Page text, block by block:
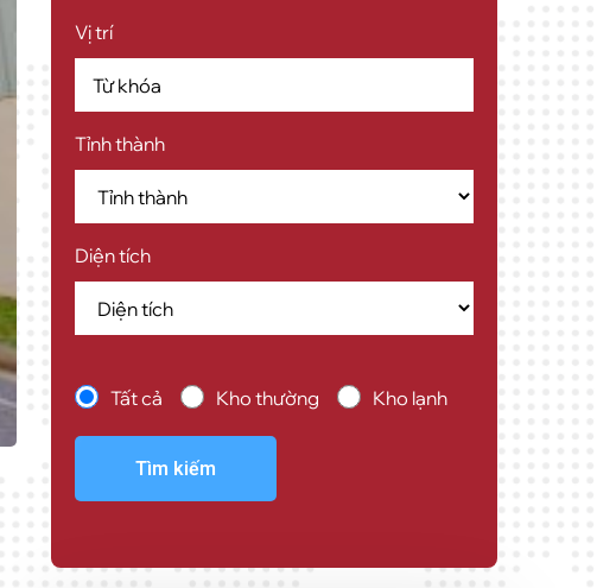
Vị trí
Tỉnh thành
Diện tích
Tất cả Kho thường Kho lạnh
Tìm kiếm